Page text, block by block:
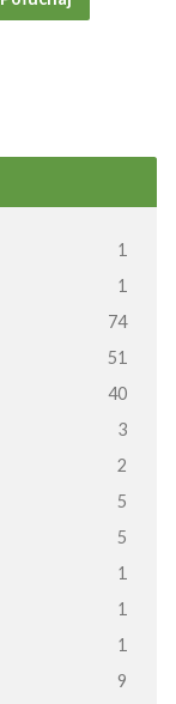
1
1
74
51
40
3
2
5
5
1
1
1
9